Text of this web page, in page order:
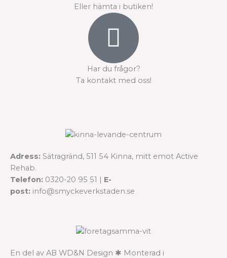
Eller hämta i butiken!
Har du frågor?
Ta kontakt med oss!
Adress: Sätragränd, 511 54 Kinna, mitt emot Active
Rehab.
Telefon: 0320-20 95 51 | E-
post: info@smyckeverkstaden.se
En del av AB WD&N Design ✱ Monterad i